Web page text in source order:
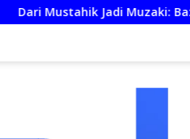
Baznas Dorong